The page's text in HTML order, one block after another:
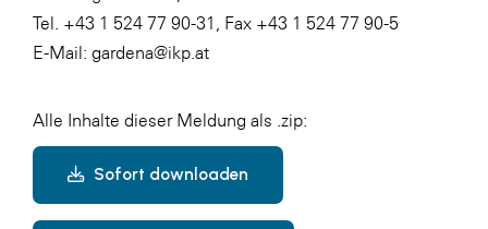
Tel. +43 1 524 77 90-31, Fax +43 1 524 77 90-5
E-Mail: gardena@ikp.at
Alle Inhalte dieser Meldung als .zip:
Sofort downloaden